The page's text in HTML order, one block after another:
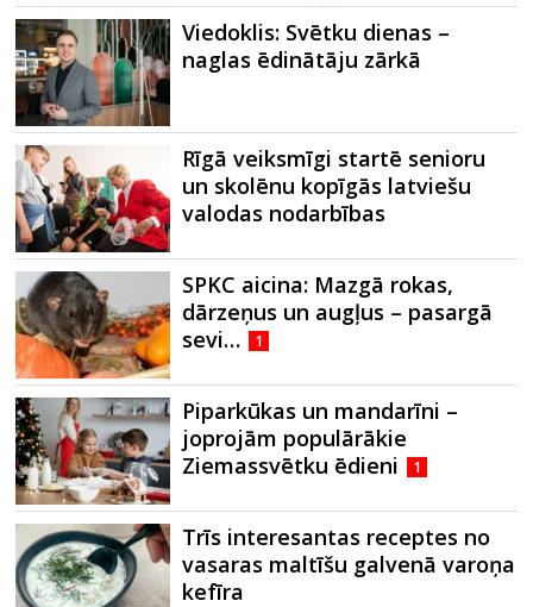
Viedoklis: Svētku dienas –
naglas ēdinātāju zārkā
Rīgā veiksmīgi startē senioru
un skolēnu kopīgās latviešu
valodas nodarbības
SPKC aicina: Mazgā rokas,
dārzeņus un augļus – pasargā
sevi…
1
Piparkūkas un mandarīni –
joprojām populārākie
Ziemassvētku ēdieni
1
Trīs interesantas receptes no
vasaras maltīšu galvenā varoņa
kefīra